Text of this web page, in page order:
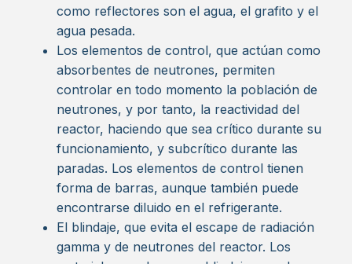
como reflectores son el agua, el grafito y el
agua pesada.
Los elementos de control, que actúan como
absorbentes de neutrones, permiten
controlar en todo momento la población de
neutrones, y por tanto, la reactividad del
reactor, haciendo que sea crítico durante su
funcionamiento, y subcrítico durante las
paradas. Los elementos de control tienen
forma de barras, aunque también puede
encontrarse diluido en el refrigerante.
El blindaje, que evita el escape de radiación
gamma y de neutrones del reactor. Los